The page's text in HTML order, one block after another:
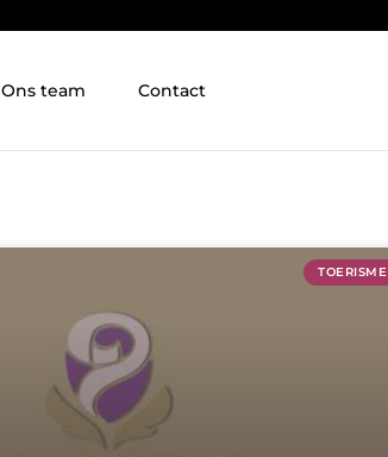
Ons team Contact
TOERISME